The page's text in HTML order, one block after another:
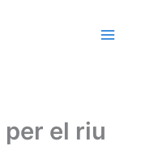
el riu